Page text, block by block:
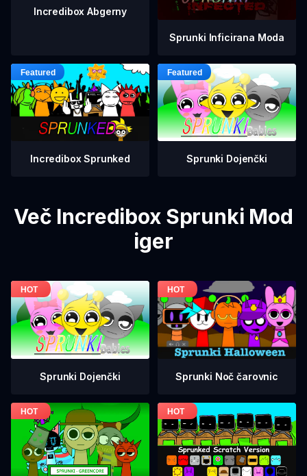
Incredibox Abgerny
Sprunki Inficirana Moda
Incredibox Sprunked Sprunki Dojenčki
Več Incredibox Sprunki Mod
iger
Sprunki Dojenčki Sprunki Noč čarovnic